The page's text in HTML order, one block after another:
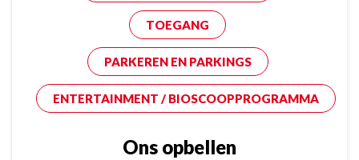
TOEGANG
PARKEREN EN PARKINGS
ENTERTAINMENT / BIOSCOOPPROGRAMMA
Ons opbellen